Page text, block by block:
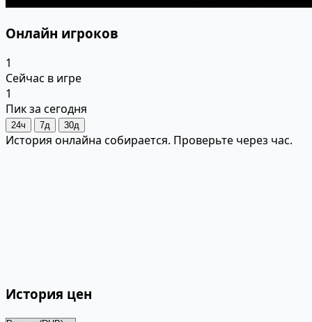
Онлайн игроков
1
Сейчас в игре
1
Пик за сегодня
24ч 7д 30д
История онлайна собирается. Проверьте через час.
История цен